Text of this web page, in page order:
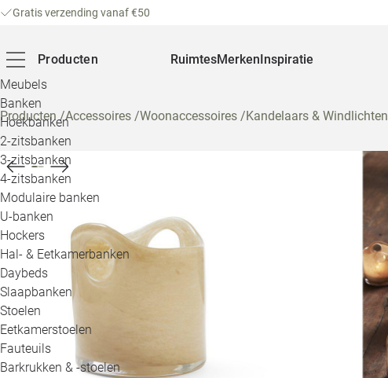
Gratis verzending vanaf €50
Producten
Meubels
Banken
Hoekbanken
2-zitsbanken
3-zitsbanken
4-zitsbanken
Modulaire banken
U-banken
Hockers
Hal- & Eetkamerbanken
Daybeds
Slaapbanken
Stoelen
Eetkamerstoelen
Fauteuils
Barkrukken & -stoelen
RuimtesMerkenInspiratie
Producten/Accessoires /Woonaccessoires /Kandelaars & Windlichten